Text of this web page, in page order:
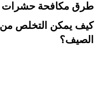
طرق مكافحة حشرات
كيف يمكن التخلص
الصيف؟